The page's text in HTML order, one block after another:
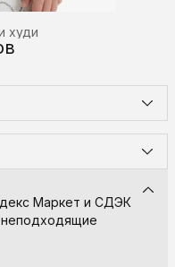
худи
Маркет и СДЭК